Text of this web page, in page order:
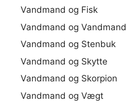
Vandmand og Fisk
Vandmand og Vandmand
Vandmand og Stenbuk
Vandmand og Skytte
Vandmand og Skorpion
Vandmand og Vægt